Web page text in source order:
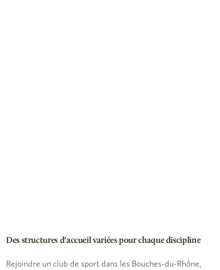
Des structures d'accueil variées pour chaque discipline
Rejoindre un club de sport dans les Bouches-du-Rhône,